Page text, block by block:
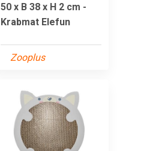
50 x B 38 x H 2 cm -
Krabmat Elefun
Zooplus